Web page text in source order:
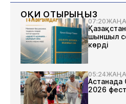
ОҚИ ОТЫРЫҢЫЗ
07:20
шыншыл
көрді
05:24
Астанада
2026